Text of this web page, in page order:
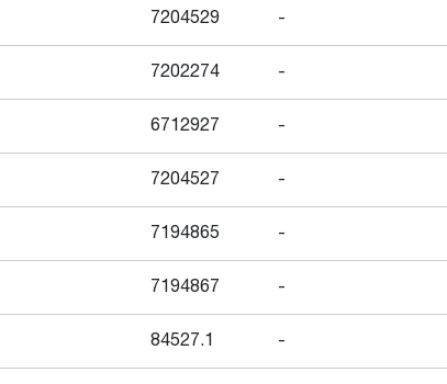
7204529 -
7202274 -
6712927 -
7204527 -
7194865 -
7194867 -
84527.1 -